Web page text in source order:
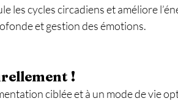
les cycles circadiens et améliore
et gestion des émotions.
!
ciblée et à un mode de vie